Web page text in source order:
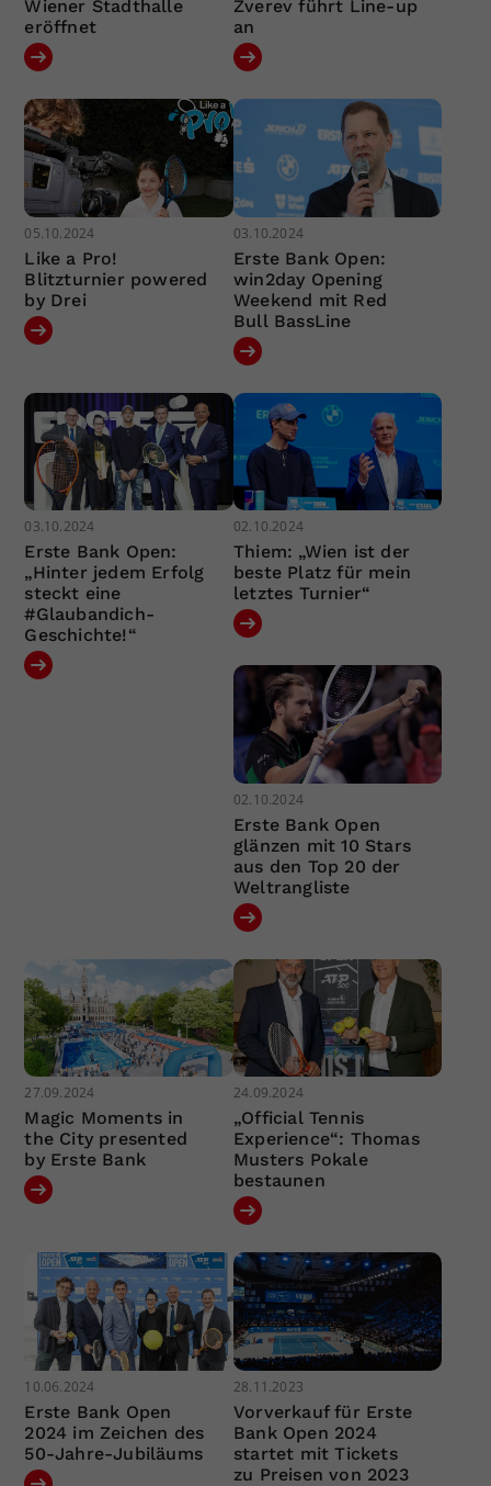
Wiener Stadthalle
eröffnet
Zverev führt Line-up
an
05.10.2024
Like a Pro!
Blitzturnier powered
by Drei
03.10.2024
Erste Bank Open:
win2day Opening
Weekend mit Red
Bull BassLine
03.10.2024
Erste Bank Open:
„Hinter jedem Erfolg
steckt eine
#Glaubandich-
Geschichte!“
02.10.2024
Thiem: „Wien ist der
beste Platz für mein
letztes Turnier“
02.10.2024
Erste Bank Open
glänzen mit 10 Stars
aus den Top 20 der
Weltrangliste
27.09.2024
Magic Moments in
the City presented
by Erste Bank
24.09.2024
„Official Tennis
Experience“: Thomas
Musters Pokale
bestaunen
10.06.2024
Erste Bank Open
2024 im Zeichen des
50-Jahre-Jubiläums
28.11.2023
Vorverkauf für Erste
Bank Open 2024
startet mit Tickets
zu Preisen von 2023